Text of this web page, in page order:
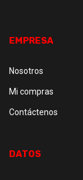
EMPRESA
Nosotros
Mi compras
Contáctenos
DATOS